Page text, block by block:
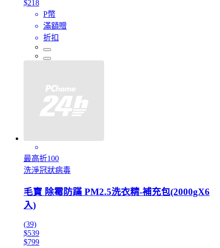
$218
P幣
滿額贈
折扣
最高折100
洗淨冠狀病毒
毛寶 除霉防蹣 PM2.5洗衣精-補充包(2000gX6
入)
(39)
$539
$799